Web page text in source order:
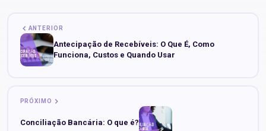
ANTERIOR
Antecipação de Recebíveis: O Que É, Como
Funciona, Custos e Quando Usar
PRÓXIMO
Conciliação Bancária: O que é?